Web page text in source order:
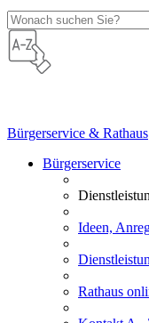
Bürgerservice & Rathaus
Bürgerservice
Ideen,
Rathaus